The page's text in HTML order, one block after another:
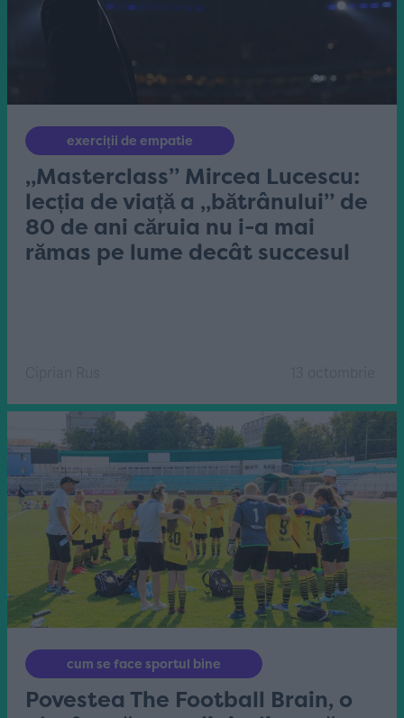
exerciții de empatie
„Masterclass” Mircea Lucescu:
lecția de viață a „bătrânului” de
80 de ani căruia nu i-a mai
rămas pe lume decât succesul
cum se face sportul bine
Povestea The Football Brain, o